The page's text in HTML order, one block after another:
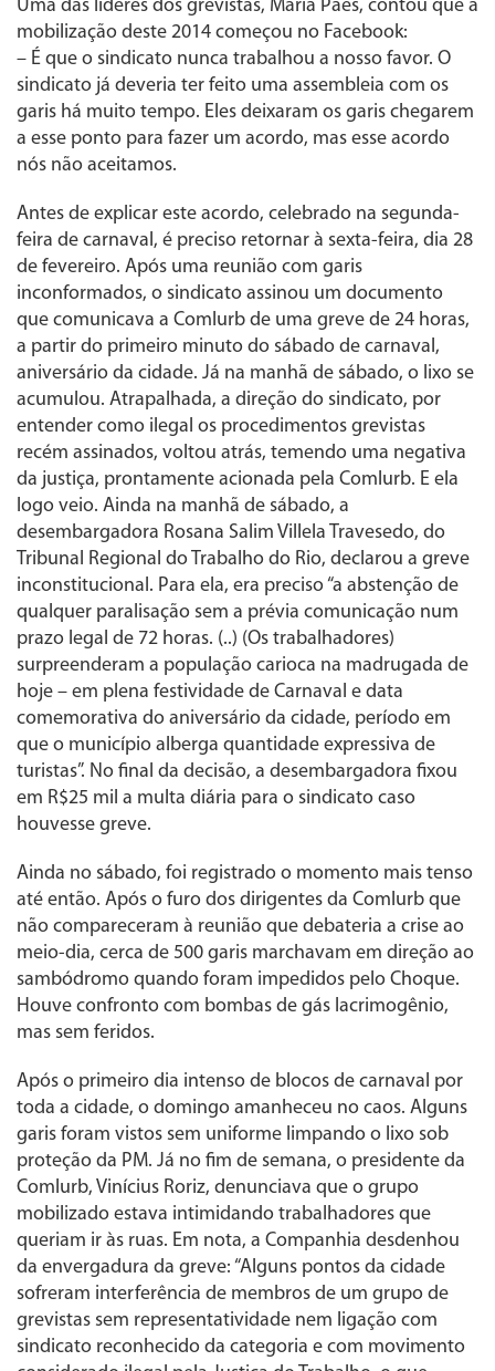
Uma das líderes dos grevistas, Maria Paes, contou que a
mobilização deste 2014 começou no Facebook:
– É que o sindicato nunca trabalhou a nosso favor. O
sindicato já deveria ter feito uma assembleia com os
garis há muito tempo. Eles deixaram os garis chegarem
a esse ponto para fazer um acordo, mas esse acordo
nós não aceitamos.
Antes de explicar este acordo, celebrado na segunda-
feira de carnaval, é preciso retornar à sexta-feira, dia 28
de fevereiro. Após uma reunião com garis
inconformados, o sindicato assinou um documento
que comunicava a Comlurb de uma greve de 24 horas,
a partir do primeiro minuto do sábado de carnaval,
aniversário da cidade. Já na manhã de sábado, o lixo se
acumulou. Atrapalhada, a direção do sindicato, por
entender como ilegal os procedimentos grevistas
recém assinados, voltou atrás, temendo uma negativa
da justiça, prontamente acionada pela Comlurb. E ela
logo veio. Ainda na manhã de sábado, a
desembargadora Rosana Salim Villela Travesedo, do
Tribunal Regional do Trabalho do Rio, declarou a greve
inconstitucional. Para ela, era preciso “a abstenção de
qualquer paralisação sem a prévia comunicação num
prazo legal de 72 horas. (..) (Os trabalhadores)
surpreenderam a população carioca na madrugada de
hoje – em plena festividade de Carnaval e data
comemorativa do aniversário da cidade, período em
que o município alberga quantidade expressiva de
turistas”. No final da decisão, a desembargadora fixou
em R$25 mil a multa diária para o sindicato caso
houvesse greve.
Ainda no sábado, foi registrado o momento mais tenso
até então. Após o furo dos dirigentes da Comlurb que
não compareceram à reunião que debateria a crise ao
meio-dia, cerca de 500 garis marchavam em direção ao
sambódromo quando foram impedidos pelo Choque.
Houve confronto com bombas de gás lacrimogênio,
mas sem feridos.
Após o primeiro dia intenso de blocos de carnaval por
toda a cidade, o domingo amanheceu no caos. Alguns
garis foram vistos sem uniforme limpando o lixo sob
proteção da PM. Já no fim de semana, o presidente da
Comlurb, Vinícius Roriz, denunciava que o grupo
mobilizado estava intimidando trabalhadores que
queriam ir às ruas. Em nota, a Companhia desdenhou
da envergadura da greve: “Alguns pontos da cidade
sofreram interferência de membros de um grupo de
grevistas sem representatividade nem ligação com
sindicato reconhecido da categoria e com movimento